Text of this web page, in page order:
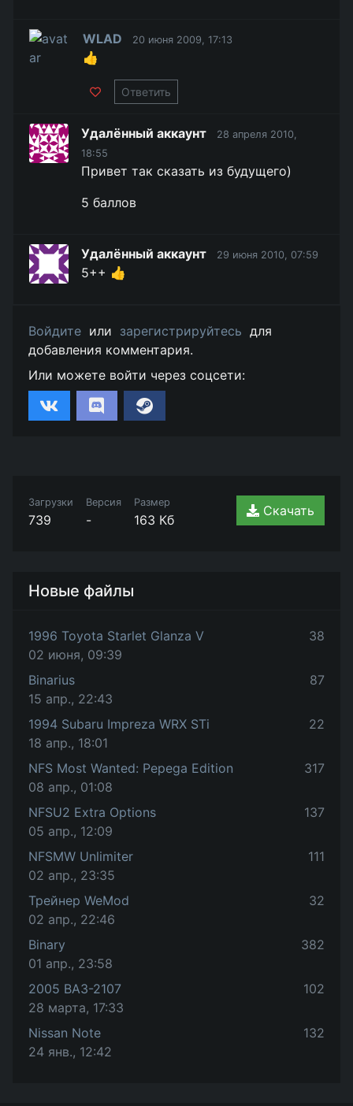
WLAD 20 июня 2009, 17:13
👍
Ответить
Удалённый аккаунт
28 апреля 2010,
18:55
Привет так сказать из будущего)
5 баллов
Удалённый аккаунт 29 июня 2010, 07:59
5++ 👍
Войдите или зарегистрируйтесь для
добавления комментария.
Или можете войти через соцсети:
Загрузки
739
Версия
-
Размер
163 Кб
Скачать
Новые файлы
1996 Toyota Starlet Glanza V
02 июня, 09:39
38
Binarius
15 апр., 22:43
87
1994 Subaru Impreza WRX STi
18 апр., 18:01
22
NFS Most Wanted: Pepega Edition
08 апр., 01:08
317
NFSU2 Extra Options
05 апр., 12:09
137
NFSMW Unlimiter
02 апр., 23:35
111
Трейнер WeMod
02 апр., 22:46
32
Binary
01 апр., 23:58
382
2005 ВАЗ-2107
28 марта, 17:33
102
Nissan Note
24 янв., 12:42
132